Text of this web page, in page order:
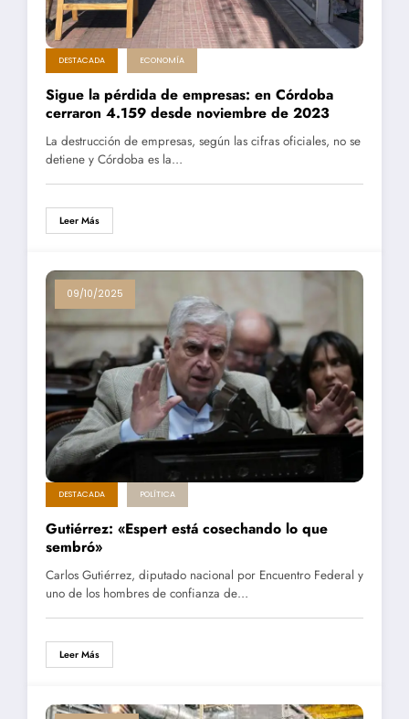
DESTACADA ECONOMÍA
Sigue la pérdida de empresas: en Córdoba
cerraron 4.159 desde noviembre de 2023
La destrucción de empresas, según las cifras oficiales, no se
detiene y Córdoba es la…
Leer Más
09/10/2025
DESTACADA POLÍTICA
Gutiérrez: «Espert está cosechando lo que
sembró»
Carlos Gutiérrez, diputado nacional por Encuentro Federal y
uno de los hombres de confianza de…
Leer Más